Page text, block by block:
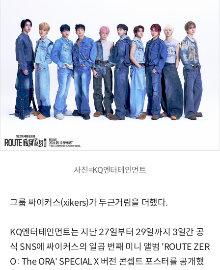
사진=KQ엔터테인먼트
그룹 싸이커스(xikers)가 두근거림을 더했다.
KQ엔터테인먼트는 지난 27일부터 29일까지 3일간 공
식 SNS에 싸이커스의 일곱 번째 미니 앨범 'ROUTE ZER
O : The ORA' SPECIAL X 버전 콘셉트 포스터를 공개했